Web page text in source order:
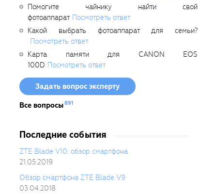
Помогите чайнику найти свой
фотоаппарат Посмотреть ответ
Какой выбрать фотоаппарат для семьи?
Посмотреть ответ
Карта памяти для CANON EOS
100D Посмотреть ответ
Задать вопрос эксперту
Все вопросы891
Последние события
ZTE Blade V10: обзор смартфона
21.05.2019
Обзор смартфона ZTE Blade V9
03.04.2018